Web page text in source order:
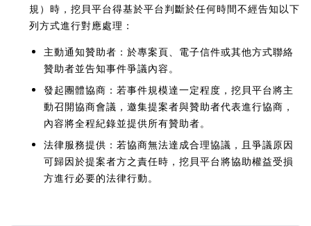
規）時，挖貝平台得基於平台判斷於任何時間不經告知以下
列方式進行對應處理：
主動通知贊助者：於專案頁、電子信件或其他方式聯絡
贊助者並告知事件爭議內容。
發起團體協商：若事件規模達一定程度，挖貝平台將主
動召開協商會議，邀集提案者與贊助者代表進行協商，
內容將全程紀錄並提供所有贊助者。
法律服務提供：若協商無法達成合理協議，且爭議原因
可歸因於提案者方之責任時，挖貝平台將協助權益受損
方進行必要的法律行動。